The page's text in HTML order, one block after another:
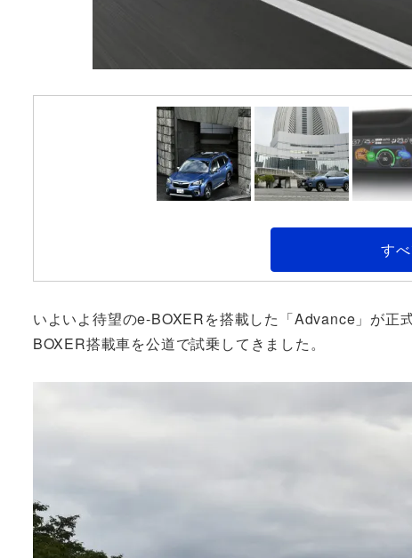
す
いよいよ待望のe-BOXERを搭載した「Advance」が正
BOXER搭載車を公道で試乗してきました。